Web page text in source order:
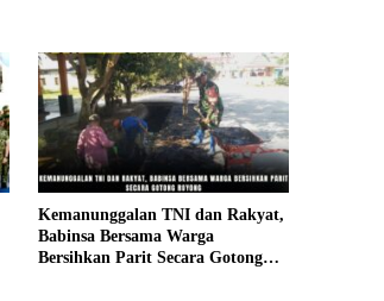
Kemanunggalan TNI dan Rakyat,
Babinsa Bersama Warga
Bersihkan Parit Secara Gotong